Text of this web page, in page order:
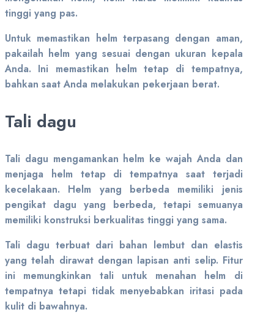
tinggi yang pas.
Untuk memastikan helm terpasang dengan aman,
pakailah helm yang sesuai dengan ukuran kepala
Anda. Ini memastikan helm tetap di tempatnya,
bahkan saat Anda melakukan pekerjaan berat.
Tali dagu
Tali dagu mengamankan helm ke wajah Anda dan
menjaga helm tetap di tempatnya saat terjadi
kecelakaan. Helm yang berbeda memiliki jenis
pengikat dagu yang berbeda, tetapi semuanya
memiliki konstruksi berkualitas tinggi yang sama.
Tali dagu terbuat dari bahan lembut dan elastis
yang telah dirawat dengan lapisan anti selip. Fitur
ini memungkinkan tali untuk menahan helm di
tempatnya tetapi tidak menyebabkan iritasi pada
kulit di bawahnya.